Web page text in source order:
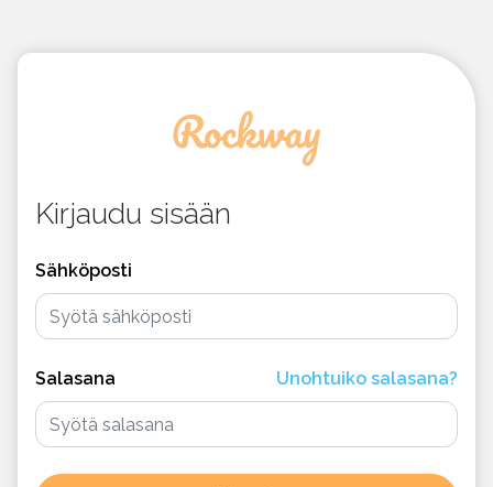
Kirjaudu sisään
Sähköposti
Salasana Unohtuiko salasana?